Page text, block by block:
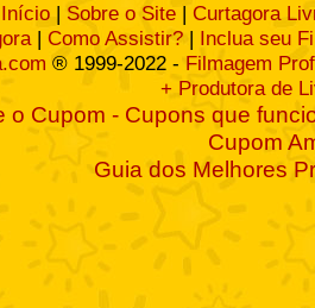
Início | Sobre o Site | Curtagora
| Como Assistir? | Inclua seu
® 1999-2022 - Filmagem
+ Produtora de
o Cupom - Cupons que
Cupom
Guia dos Melhores